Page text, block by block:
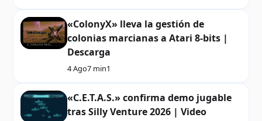
«ColonyX» lleva la gestión de
colonias marcianas a Atari 8-bits |
Descarga
4 Ago7 min1
«C.E.T.A.S.» confirma demo jugable
tras Silly Venture 2026 | Video